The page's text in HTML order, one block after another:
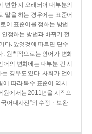
변한 지 오래되어 대부분의
말을 하는 경우에는 표준어
이 표준어를 정하는 방법
정하는 방법과 바뀌기 전
다. 앞엣것에 따르면 단수
. 원칙적으로는 언어가 변화
의 변화에는 대부분 긴 시
경우도 있다. 사회가 언어
따라 복수 표준어 역시
원에서는 2011년을 시작으
어대사전”의 수정ㆍ보완